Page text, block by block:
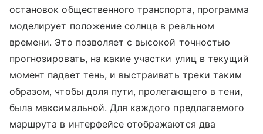
остановок общественного транспорта, программа
моделирует положение солнца в реальном
времени. Это позволяет с высокой точностью
прогнозировать, на какие участки улиц в текущий
момент падает тень, и выстраивать треки таким
образом, чтобы доля пути, пролегающего в тени,
была максимальной. Для каждого предлагаемого
маршрута в интерфейсе отображаются два